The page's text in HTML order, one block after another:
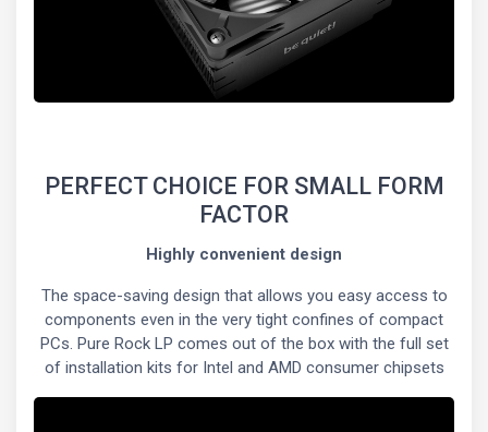
PERFECT CHOICE FOR SMALL FORM
FACTOR
Highly convenient design
The space-saving design that allows you easy access to
components even in the very tight confines of compact
PCs. Pure Rock LP comes out of the box with the full set
of installation kits for Intel and AMD consumer chipsets